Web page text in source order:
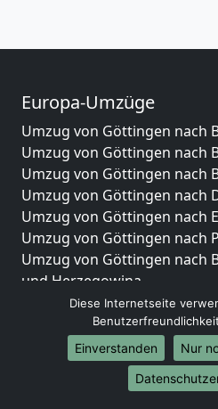
Europa-Umzüge
Umzug von Göttingen nach
Umzug von Göttingen nach
Umzug von Göttingen nach
Umzug von Göttingen nach
Umzug von Göttingen nach
Umzug von Göttingen nach
Umzug von Göttingen nach
und Herzegowina
Umzug von Göttingen nach
Umzug von Göttingen nach
Umzug von Göttingen nach
Umzug von Göttingen nach
Umzug von Göttingen nach
Diese Internetseite
Einverstanden
Nur